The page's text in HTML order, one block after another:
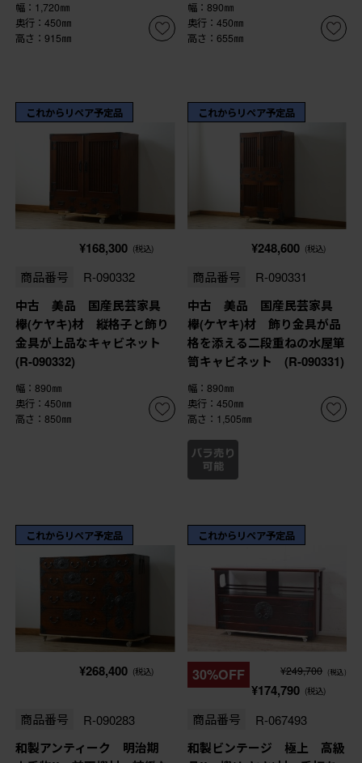
幅：1,720㎜
奥行：450㎜
高さ：915㎜
幅：890㎜
奥行：450㎜
高さ：655㎜
これからリペア予定品
¥168,300 (税込)
商品番号 R-090332
中古 美品 国産民芸家具
欅(ケヤキ)材 縦格子と飾り
金具が上品なキャビネット
(R-090332)
幅：890㎜
奥行：450㎜
高さ：850㎜
これからリペア予定品
¥248,600 (税込)
商品番号 R-090331
中古 美品 国産民芸家具
欅(ケヤキ)材 飾り金具が品
格を添える二段重ねの水屋箪
笥キャビネット (R-090331)
幅：890㎜
奥行：450㎜
高さ：1,505㎜
これからリペア予定品
¥268,400 (税込)
商品番号 R-090283
和製アンティーク 明治期
これからリペア予定品
30%OFF ¥249,700 (税込)
¥174,790 (税込)
商品番号 R-067493
和製ビンテージ 極上 高級